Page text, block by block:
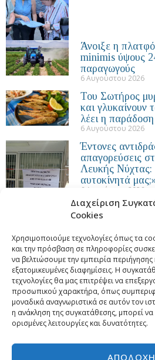
Διαχείριση
Cookies
Χρησιμοποιούμε τεχνολογίες όπως τα
και την πρόσβαση σε πληροφορίες
να βελτιώσουμε την εμπειρία
εξατομικευμένες διαφημίσεις. Η
τεχνολογίες θα μας επιτρέψει να
προσωπικού χαρακτήρα, όπως
μοναδικά αναγνωριστικά σε αυτόν τον
η ανάκληση της συγκατάθεσης, μπορεί
ορισμένες λειτουργίες και δυνατότητες.
ΑΠΟΔΟΧΉ
Άνοιξε η
minimis ύψους
παραγωγούς
6 Αυγούστου 2026
Του Σωτήρος
και γλυκαίνουν
λέει η παράδοση
6 Αυγούστου 2026
Έντονες
απαγορεύσεις
Λευκής
αυτοκίνητά
6 Αυγούστου 2026